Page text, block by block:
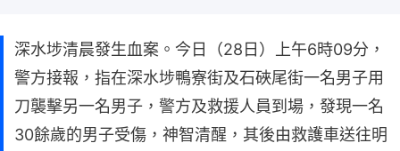
深水埗清晨發生血案。今日（28日）上午6時09分，
警方接報，指在深水埗鴨寮街及石硤尾街一名男子用
刀襲擊另一名男子，警方及救援人員到場，發現一名
30餘歲的男子受傷，神智清醒，其後由救護車送往明